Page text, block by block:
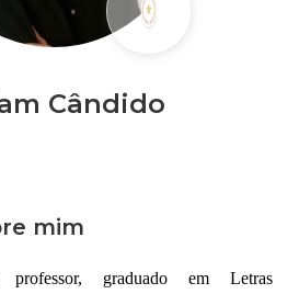
Cândido
mim
graduado em Letras